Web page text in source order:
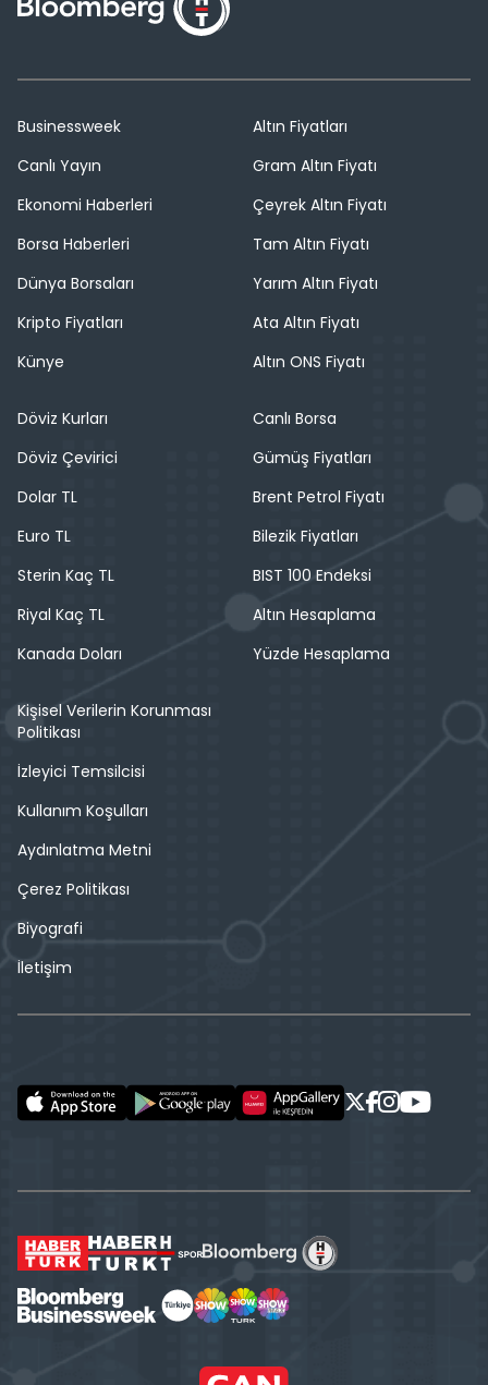
Businessweek
Canlı Yayın
Ekonomi Haberleri
Borsa Haberleri
Dünya Borsaları
Kripto Fiyatları
Künye
Altın Fiyatları
Gram Altın Fiyatı
Çeyrek Altın Fiyatı
Tam Altın Fiyatı
Yarım Altın Fiyatı
Ata Altın Fiyatı
Altın ONS Fiyatı
Döviz Kurları
Döviz Çevirici
Dolar TL
Euro TL
Sterin Kaç TL
Riyal Kaç TL
Kanada Doları
Canlı Borsa
Gümüş Fiyatları
Brent Petrol Fiyatı
Bilezik Fiyatları
BIST 100 Endeksi
Altın Hesaplama
Yüzde Hesaplama
Kişisel Verilerin Korunması
Politikası
İzleyici Temsilcisi
Kullanım Koşulları
Aydınlatma Metni
Çerez Politikası
Biyografi
İletişim